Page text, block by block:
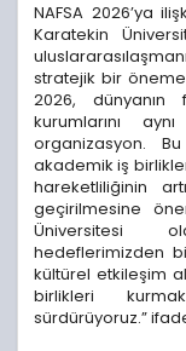
NAFSA 2026’ya
Karatekin
stratejik bir
2026, dünyanın
kurumlarını
organizasyon.
akademik iş
hareketliliğinin
geçirilmesine
Üniversitesi
hedeflerimizden
kültürel etkileşim
birlikleri
sürdürüyoruz.”